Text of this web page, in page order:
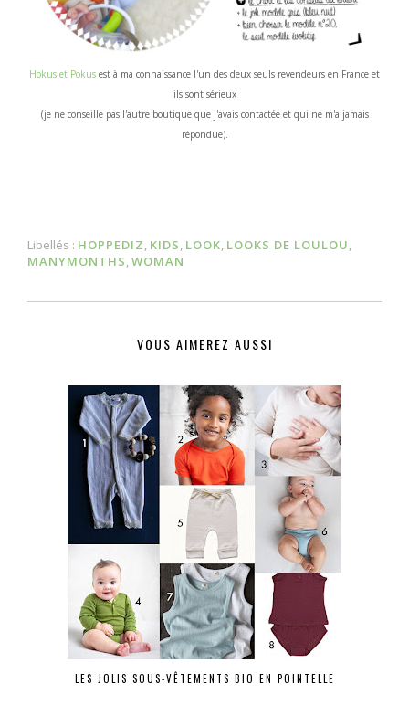
Hokus et Pokus est à ma connaissance l'un des deux seuls revendeurs en France et
ils sont sérieux
(je ne conseille pas l'autre boutique que j'avais contactée et qui ne m'a jamais
répondue).
Libellés : HOPPEDIZ KIDS LOOK LOOKS DE LOULOU
MANYMONTHS WOMAN
VOUS AIMEREZ AUSSI
LES JOLIS SOUS-VÊTEMENTS BIO EN POINTELLE